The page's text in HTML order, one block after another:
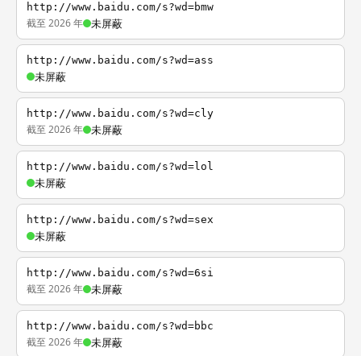
http://www.baidu.com/s?wd=bmw
截至 2026 年 未屏蔽
http://www.baidu.com/s?wd=ass
未屏蔽
http://www.baidu.com/s?wd=cly
截至 2026 年 未屏蔽
http://www.baidu.com/s?wd=lol
未屏蔽
http://www.baidu.com/s?wd=sex
未屏蔽
http://www.baidu.com/s?wd=6si
截至 2026 年 未屏蔽
http://www.baidu.com/s?wd=bbc
截至 2026 年 未屏蔽